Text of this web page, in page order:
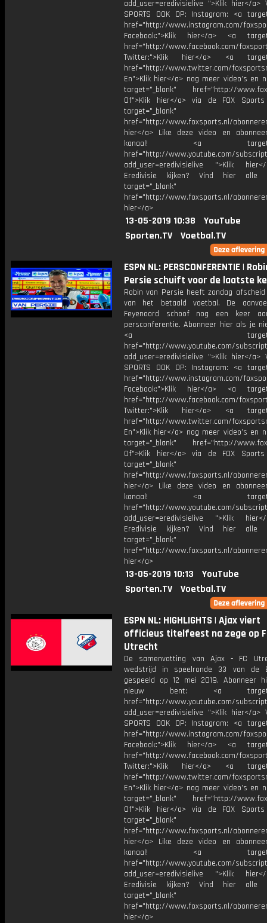
add_user=eredivisielive ">Klik hier</a>
SPORTS OOK OP: Instagram: <a
href="http://www.instagram.com/
Facebook:">Klik hier</a> <a
href="http://www.facebook.com/
Twitter:">Klik hier</a> <a
href="http://www.twitter.com/
En">Klik hier</a> nog meer video’s en
target="_blank" href="http://
Of">Klik hier</a> via de FOX
target="_blank"
href="http://www.foxsports.nl/
hier</a> Like deze video en
kanaal! <a
href="http://www.youtube.com/
add_user=eredivisielive ">Klik
Eredivisie kijken? Vind hier alle
target="_blank"
href="http://www.foxsports.nl/
hier</a>
13-05-2019 10:38
YouTube
Sporten.TV
Voetbal.TV
ESPN NL: PERSCONFERENTIE |
Persie schuift voor de laatste
Robin van Persie heeft zondag afscheid
van het betaald voetbal. De
Feyenoord schoof nog een keer
persconferentie. Abonneer hier als je
<a
href="http://www.youtube.com/
add_user=eredivisielive ">Klik hier</a>
SPORTS OOK OP: Instagram: <a
href="http://www.instagram.com/
Facebook:">Klik hier</a> <a
href="http://www.facebook.com/
Twitter:">Klik hier</a> <a
href="http://www.twitter.com/
En">Klik hier</a> nog meer video’s en
target="_blank" href="http://
Of">Klik hier</a> via de FOX
target="_blank"
href="http://www.foxsports.nl/
hier</a> Like deze video en
kanaal! <a
href="http://www.youtube.com/
add_user=eredivisielive ">Klik
Eredivisie kijken? Vind hier alle
target="_blank"
href="http://www.foxsports.nl/
hier</a>
13-05-2019 10:13
YouTube
Sporten.TV
Voetbal.TV
ESPN NL: HIGHLIGHTS | Ajax viert
officieus titelfeest na zege op
Utrecht
De samenvatting van Ajax - FC
wedstrijd in speelronde 33 van de
gespeeld op 12 mei 2019. Abonneer
nieuw bent: <a
href="http://www.youtube.com/
add_user=eredivisielive ">Klik hier</a>
SPORTS OOK OP: Instagram: <a
href="http://www.instagram.com/
Facebook:">Klik hier</a> <a
href="http://www.facebook.com/
Twitter:">Klik hier</a> <a
href="http://www.twitter.com/
En">Klik hier</a> nog meer video’s en
target="_blank" href="http://
Of">Klik hier</a> via de FOX
target="_blank"
href="http://www.foxsports.nl/
hier</a> Like deze video en
kanaal! <a
href="http://www.youtube.com/
add_user=eredivisielive ">Klik
Eredivisie kijken? Vind hier alle
target="_blank"
href="http://www.foxsports.nl/
hier</a>